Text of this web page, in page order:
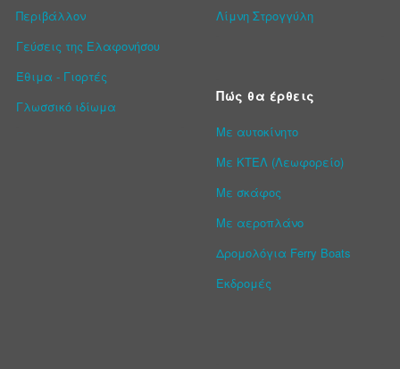
Περιβάλλον
Γεύσεις της Ελαφονήσου
Έθιμα - Γιορτές
Γλωσσικό ιδίωμα
Λίμνη Στρογγύλη
Πώς θα έρθεις
Με αυτοκίνητο
Με ΚΤΕΛ (Λεωφορείο)
Με σκάφος
Με αεροπλάνο
Δρομολόγια Ferry Boats
Εκδρομές